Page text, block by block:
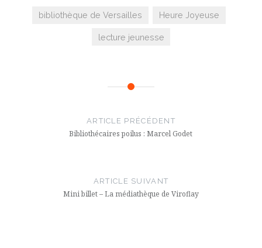
bibliothèque de Versailles Heure Joyeuse
lecture jeunesse
ARTICLE PRÉCÉDENT
Bibliothécaires poilus : Marcel Godet
ARTICLE SUIVANT
Mini billet – La médiathèque de Viroflay